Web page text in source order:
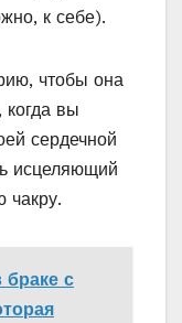
к себе).
чтобы она
когда вы
сердечной
исцеляющий
чакру.
браке с